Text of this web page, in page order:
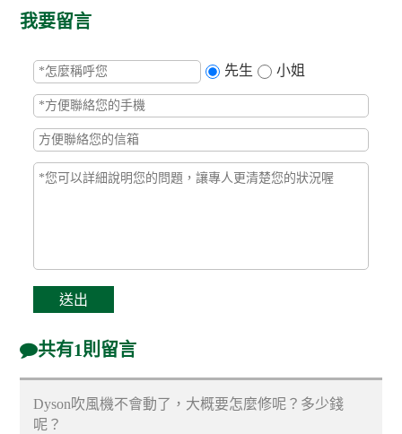
我要留言
先生 小姐
共有1則留言
Dyson吹風機不會動了，大概要怎麼修呢？多少錢
呢？